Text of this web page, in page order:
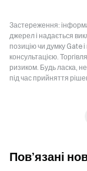
Застереження:
джерел і надається
позицію чи думку Gate
консультацією.
ризиком. Будь ласка,
під час прийняття
Пов’язані